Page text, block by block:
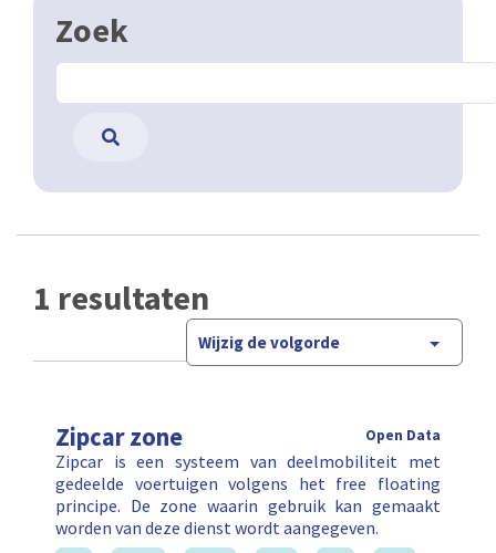
Zoek
1 resultaten
Wijzig de volgorde
Zipcar zone Open Data
Zipcar is een systeem van deelmobiliteit met
gedeelde voertuigen volgens het free floating
principe. De zone waarin gebruik kan gemaakt
worden van deze dienst wordt aangegeven.